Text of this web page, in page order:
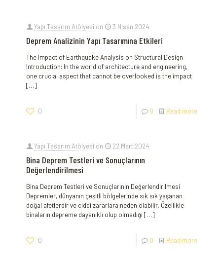
Yapı Tasarım Atölyesi on 3 Nisan 2024
Deprem Analizinin Yapı Tasarımına Etkileri
The Impact of Earthquake Analysis on Structural Design
Introduction: In the world of architecture and engineering,
one crucial⁣ aspect that cannot be overlooked is the impact
[…]
0 0 Read more
Yapı Tasarım Atölyesi on 22 Mart 2024
Bina Deprem Testleri ve Sonuçlarının
Değerlendirilmesi
Bina Deprem Testleri ve Sonuçlarının Değerlendirilmesi
Depremler, dünyanın çeşitli bölgelerinde sık sık yaşanan
doğal afetlerdir ve ciddi zararlara neden ⁢olabilir.⁢ Özellikle
binaların depreme dayanıklı olup olmadığı […]
0 0 Read more